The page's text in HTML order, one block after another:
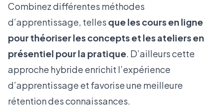
Combinez différentes méthodes
d’apprentissage, telles que les cours en ligne
pour théoriser les concepts et les ateliers en
présentiel pour la pratique. D’ailleurs cette
approche hybride enrichit l’expérience
d’apprentissage et favorise une meilleure
rétention des connaissances.